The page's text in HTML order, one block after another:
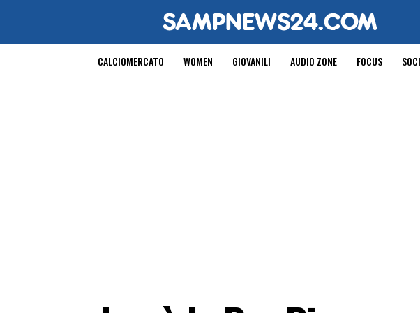
CALCIOMERCATO WOMEN GIOVANILI AUDIO ZONE FOCUS